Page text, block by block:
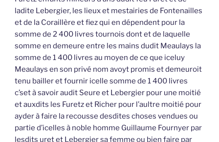
ladite Lebergier, les lieux et mestairies de Fontenailles
et de la Coraillère et fiez qui en dépendent pour la
somme de 2 400 livres tournois dont et de laquelle
somme en demeure entre les mains dudit Meaulays la
somme de 1 400 livres au moyen de ce que iceluy
Meaulays en son privé nom avoyt promis et demeuroit
tenu bailler et fournir icelle somme de 1 400 livres
c’set à savoir audit Seure et Lebergier pour une moitié
et auxdits les Furetz et Richer pour l’aultre moitié pour
ayder à faire la recousse desdites choses vendues ou
partie d’icelles à noble homme Guillaume Fournyer par
lesdits uret et Lebergier sa femme ou bien faire par